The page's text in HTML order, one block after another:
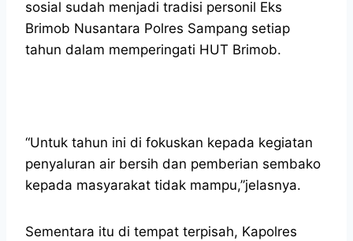
sosial sudah menjadi tradisi personil Eks
Brimob Nusantara Polres Sampang setiap
tahun dalam memperingati HUT Brimob.
“Untuk tahun ini di fokuskan kepada kegiatan
penyaluran air bersih dan pemberian sembako
kepada masyarakat tidak mampu,”jelasnya.
Sementara itu di tempat terpisah, Kapolres